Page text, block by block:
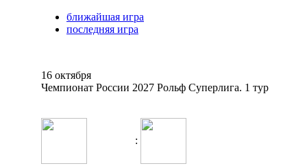
ближайшая игра
последняя игра
16 октября
Чемпионат России 2027 Рольф Суперлига. 1 тур
: